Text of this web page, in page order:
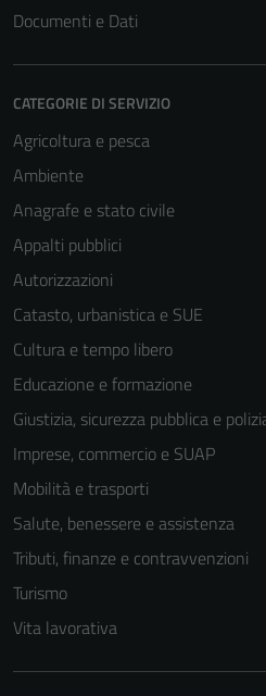
Documenti e Dati
CATEGORIE DI SERVIZIO
Agricoltura e pesca
Ambiente
Anagrafe e stato civile
Appalti pubblici
Autorizzazioni
Catasto, urbanistica e SUE
Cultura e tempo libero
Educazione e formazione
Giustizia, sicurezza pubblica e
Imprese, commercio e SUAP
Mobilità e trasporti
Salute, benessere e assistenza
Tributi, finanze e contravvenzioni
Turismo
Vita lavorativa